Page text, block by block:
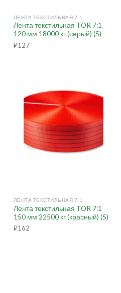
ЛЕНТА ТЕКСТИЛЬНАЯ 7:1
Лента текстильная TOR 7:1
120 мм 18000 кг (серый) (S)
₽127
ЛЕНТА ТЕКСТИЛЬНАЯ 7:1
Лента текстильная TOR 7:1
150 мм 22500 кг (красный) (S)
₽162